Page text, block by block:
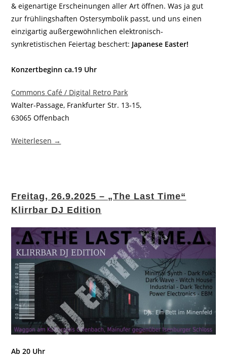
& eigenartige Erscheinungen aller Art öffnen. Was ja gut
zur frühlingshaften Ostersymbolik passt, und uns einen
einzigartig außergewöhnlichen elektronisch-
synkretistischen Feiertag beschert: Japanese Easter!
Konzertbeginn ca.19 Uhr
Commons Café / Digital Retro Park
Walter-Passage, Frankfurter Str. 13-15,
63065 Offenbach
Weiterlesen →
Freitag, 26.9.2025 – „The Last Time“
Klirrbar DJ Edition
Ab 20 Uhr